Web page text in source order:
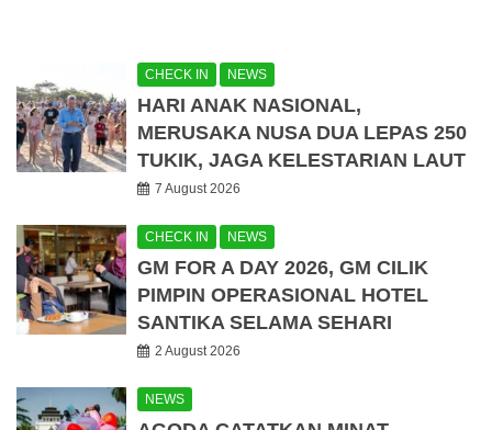
CHECK IN NEWS
HARI ANAK NASIONAL,
MERUSAKA NUSA DUA LEPAS 250
TUKIK, JAGA KELESTARIAN LAUT
7 August 2026
CHECK IN NEWS
GM FOR A DAY 2026, GM CILIK
PIMPIN OPERASIONAL HOTEL
SANTIKA SELAMA SEHARI
2 August 2026
NEWS